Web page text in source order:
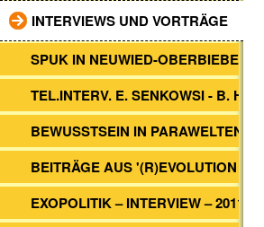
INTERVIEWS UND VORTRÄGE
SPUK IN NEUWIED-OBERBIEBER
TEL.INTERV. E. SENKOWSI - B. HEIM
BEWUSSTSEIN IN PARAWELTEN
BEITRÄGE AUS '(R)EVOLUTION 2012'
EXOPOLITIK – INTERVIEW – 2011